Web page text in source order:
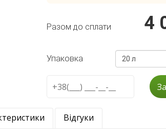
Разом до сплати 4
Упаковка 20 л
Відгуки